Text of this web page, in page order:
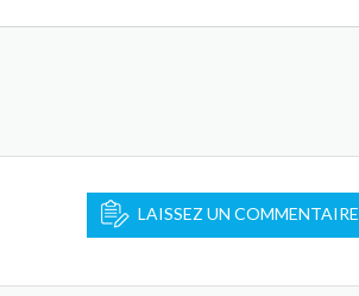
LAISSEZ UN COMMENTAIRE